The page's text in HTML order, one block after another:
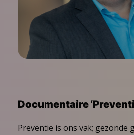
Documentaire
Preventie is ons vak; gezonde